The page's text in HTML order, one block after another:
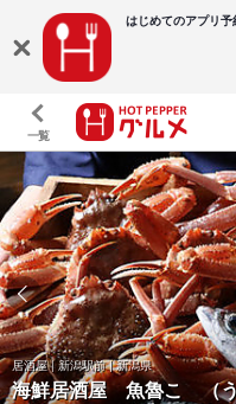
はじめてのアプリ予
一覧
居酒屋 | 新潟駅前 | 新潟県
海鮮居酒屋 魚魯こ （